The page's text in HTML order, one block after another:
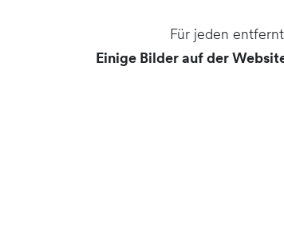
Für jeden
Einige Bilder auf der